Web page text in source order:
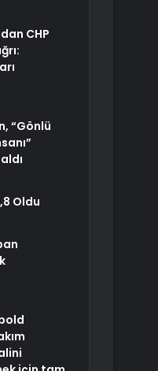
CHP
“Gönlü
Oldu